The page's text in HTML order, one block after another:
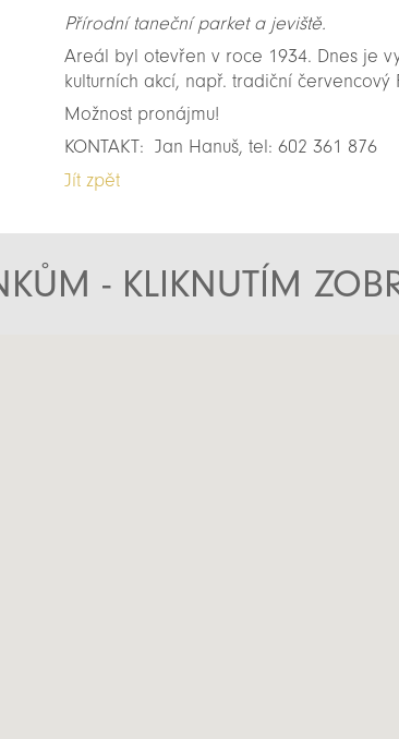
Přírodní taneční parket a jeviště.
Areál byl otevřen v roce 1934. Dnes je
kulturních akcí, např. tradiční
Možnost pronájmu!
KONTAKT: Jan Hanuš, tel: 602 361 876
Jít zpět
- KLIKNUTÍM